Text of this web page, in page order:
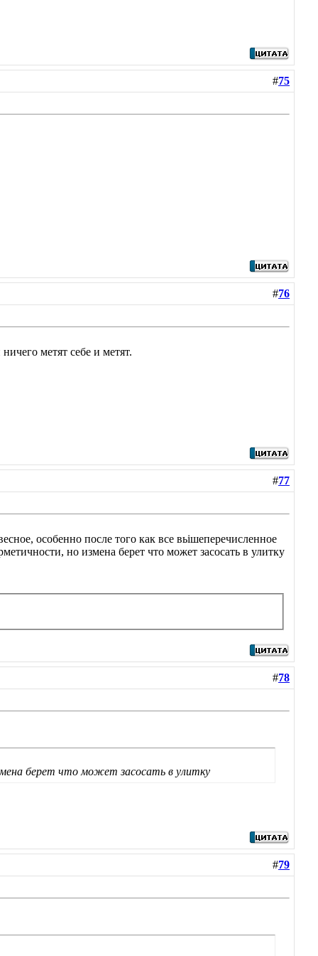
#75
#76
метят себе и метят.
#77
особенно после того как все вьішеперечисленное
но измена берет что может засосать в улитку
#78
берет что может засосать в улитку
#79